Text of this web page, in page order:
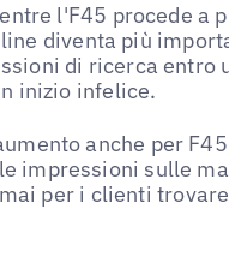
l'F45 procede a
diventa più
di ricerca entro
inizio infelice.
anche per
impressioni sulle
per i clienti